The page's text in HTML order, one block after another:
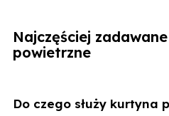
Najczęściej
powietrzne
Do czego służy kurtyna